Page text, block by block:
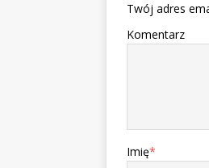
Twój adres
Komentarz
Imię*